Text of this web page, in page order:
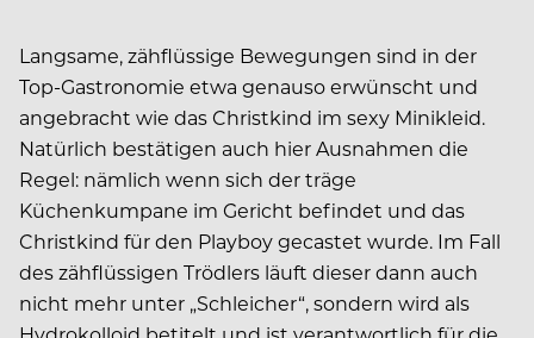
Langsame, zähflüssige Bewegungen sind in der
Top-Gastronomie etwa genauso erwünscht und
angebracht wie das Christkind im sexy Minikleid.
Natürlich bestätigen auch hier Ausnahmen die
Regel: nämlich wenn sich der träge
Küchenkumpane im Gericht befindet und das
Christkind für den Playboy gecastet wurde. Im Fall
des zähflüssigen Trödlers läuft dieser dann auch
nicht mehr unter „Schleicher“, sondern wird als